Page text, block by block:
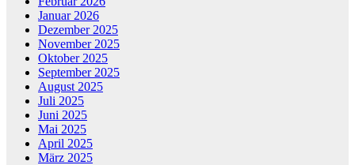
Januar 2026
Dezember 2025
November 2025
Oktober 2025
September 2025
August 2025
Juli 2025
Juni 2025
Mai 2025
April 2025
März 2025